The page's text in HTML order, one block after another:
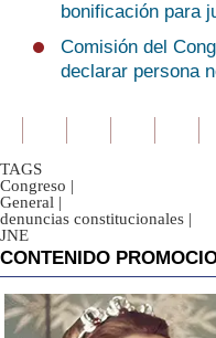
bonificación para
Comisión del
declarar persona
TAGS
Congreso |
General |
denuncias constitucionales |
JNE